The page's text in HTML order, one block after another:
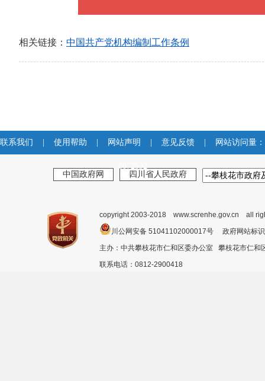
相关链接： 中国共产党机构编制工作条例
联系我们 使用帮助 网站声明 意见反馈 网站访问量：
6072532
中国政府网 四川省人民政府
copyright 2003-2018 www.screnhe.gov.cn all
川公网安备 51041102000017号 政府网站
主办：中共攀枝花市仁和区委办公室 攀枝花市仁
联系电话：0812-2900418